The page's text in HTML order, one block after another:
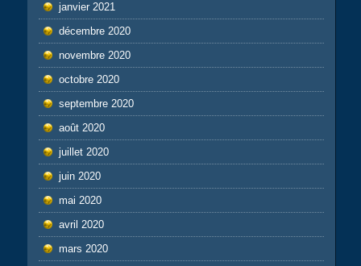
janvier 2021
décembre 2020
novembre 2020
octobre 2020
septembre 2020
août 2020
juillet 2020
juin 2020
mai 2020
avril 2020
mars 2020